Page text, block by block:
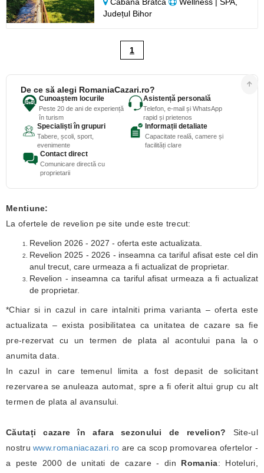
Județul Bihor
1
De ce să alegi RomaniaCazari.ro?
Cunoaștem locurile
Peste 20 de ani de experiență
în turism
Asistență personală
Telefon, e-mail și WhatsApp
rapid și prietenos
Specialiști în grupuri
Tabere, școli, sport,
evenimente
Informații detaliate
Capacitate reală, camere și
facilități clare
Contact direct
Comunicare directă cu
proprietarii
Mentiune:
La ofertele de revelion pe site unde este trecut:
Revelion 2026 - 2027 - oferta este actualizata.
Revelion 2025 - 2026 - inseamna ca tariful afisat este cel din
anul trecut, care urmeaza a fi actualizat de proprietar.
Revelion - inseamna ca tariful afisat urmeaza a fi actualizat
de proprietar.
*Chiar si in cazul in care intalniti prima varianta – oferta este
actualizata – exista posibilitatea ca unitatea de cazare sa fie
pre-rezervat cu un termen de plata al acontului pana la o
anumita data.
In cazul in care temenul limita a fost depasit de solicitant
rezervarea se anuleaza automat, spre a fi oferit altui grup cu alt
termen de plata al avansului.
Căutați cazare în afara sezonului de revelion? Site-ul
nostruwww.romaniacazari.ro are ca scop promovarea ofertelor -
a peste 2000 de unitati de cazare - din Romania: Hoteluri,